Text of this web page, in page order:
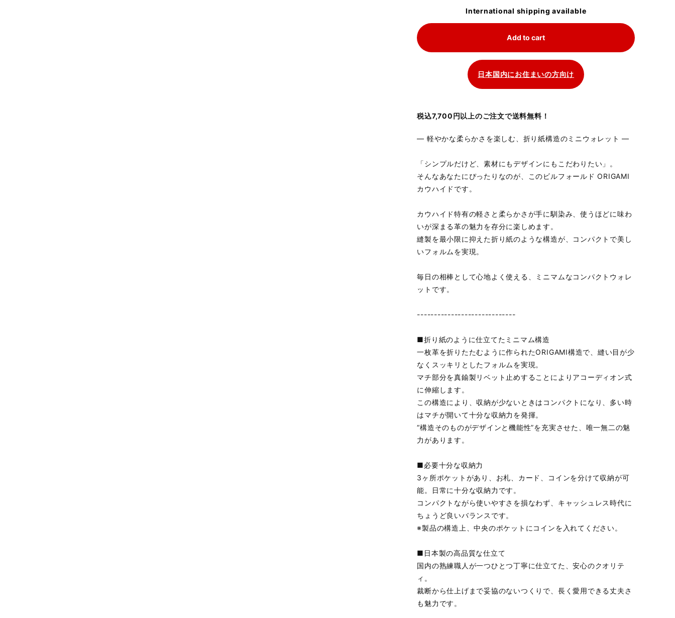
International shipping available
Add to cart
日本国内にお住まいの方向け
税込7,700円以上のご注文で送料無料！
― 軽やかな柔らかさを楽しむ、折り紙構造のミニウォレット ―
「シンプルだけど、素材にもデザインにもこだわりたい」。
そんなあなたにぴったりなのが、このビルフォールド ORIGAMI
カウハイドです。
カウハイド特有の軽さと柔らかさが手に馴染み、使うほどに味わ
いが深まる革の魅力を存分に楽しめます。
縫製を最小限に抑えた折り紙のような構造が、コンパクトで美し
いフォルムを実現。
毎日の相棒として心地よく使える、ミニマムなコンパクトウォレ
ットです。
-----------------------------
■折り紙のように仕立てたミニマム構造
一枚革を折りたたむように作られたORIGAMI構造で、縫い目が少
なくスッキリとしたフォルムを実現。
マチ部分を真鍮製リベット止めすることによりアコーディオン式
に伸縮します。
この構造により、収納が少ないときはコンパクトになり、多い時
はマチが開いて十分な収納力を発揮。
“構造そのものがデザインと機能性”を充実させた、唯一無二の魅
力があります。
■必要十分な収納力
3ヶ所ポケットがあり、お札、カード、コインを分けて収納が可
能。日常に十分な収納力です。
コンパクトながら使いやすさを損なわず、キャッシュレス時代に
ちょうど良いバランスです。
※製品の構造上、中央のポケットにコインを入れてください。
■日本製の高品質な仕立て
国内の熟練職人が一つひとつ丁寧に仕立てた、安心のクオリテ
ィ。
裁断から仕上げまで妥協のないつくりで、長く愛用できる丈夫さ
も魅力です。